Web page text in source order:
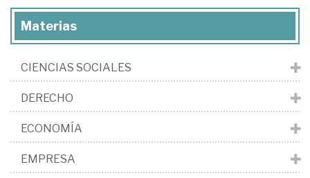
Materias
CIENCIAS SOCIALES
DERECHO
ECONOMÍA
EMPRESA